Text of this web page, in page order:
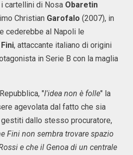
cartellini di Nosa Obaretin
Christian Garofalo (2007), in
cederebbe al Napoli le
, attaccante italiano di origini
in Serie B con la maglia
"l'idea non è folle" la
agevolata dal fatto che sia
dallo stesso procuratore,
Fini non sembra trovare spazio
e che il Genoa di un centrale